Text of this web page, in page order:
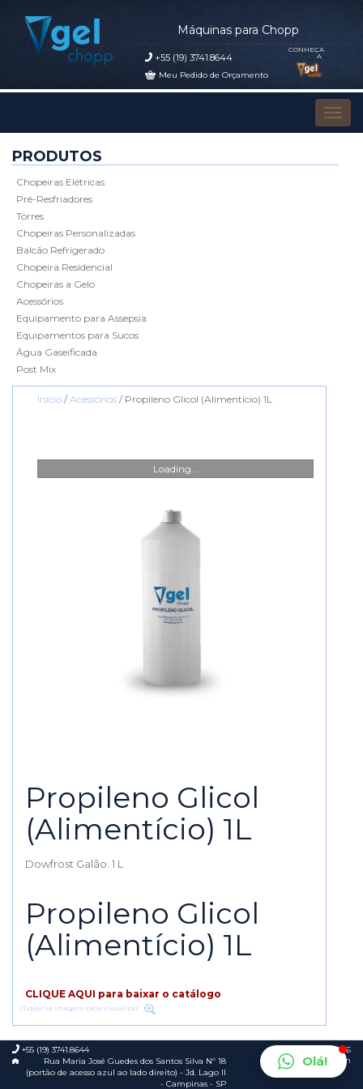
Máquinas para Chopp
+55 (19) 3741.8644
Meu Pedido de Orçamento
CONHEÇA
A
PRODUTOS
Chopeiras Elétricas
Pré-Resfriadores
Torres
Chopeiras Personalizadas
Balcão Refrigerado
Chopeira Residencial
Chopeiras a Gelo
Acessórios
Equipamento para Assepsia
Equipamentos para Sucos
Água Gaseificada
Post Mix
Início / Acessórios / Propileno Glicol (Alimentício) 1L
Loading...
Propileno Glicol
(Alimentício) 1L
Dowfrost Galão: 1 L
Propileno Glicol
(Alimentício) 1L
CLIQUE AQUI para baixar o catálogo
Clique na imagem para visualizar
+55 (19) 3741.8644
Rua Maria José Guedes dos Santos Silva Nº 18
(portão de acesso azul ao lado direito) - Jd. Lago II
- Campinas - SP
© 2026
Foca.in
Olá!